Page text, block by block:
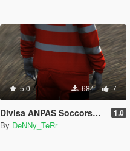
5.0 684 7
Divisa ANPAS Soccorso Sanitario [EUP] 1.0
By DeNNy_TeRr